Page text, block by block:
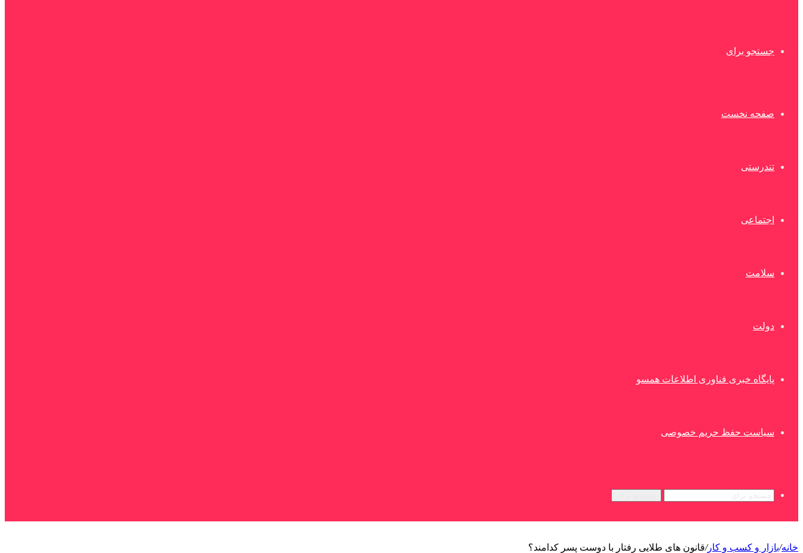
جستجو برای
صفحه نخست
تندرستی
اجتماعی
سلامت
دولت
پایگاه خبری فناوری اطلاعات همسو
سیاست حفظ حریم خصوصی
خانه/بازار و کسب و کار/قانون های طلایی رفتار با دوست پسر کدامند؟